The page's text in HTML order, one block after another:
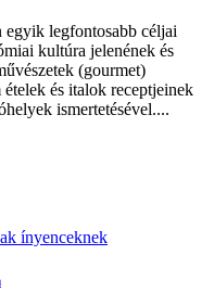
egyik legfontosabb céljai
kultúra jelenének és
(gourmet)
és italok receptjeinek
ismertetésével....